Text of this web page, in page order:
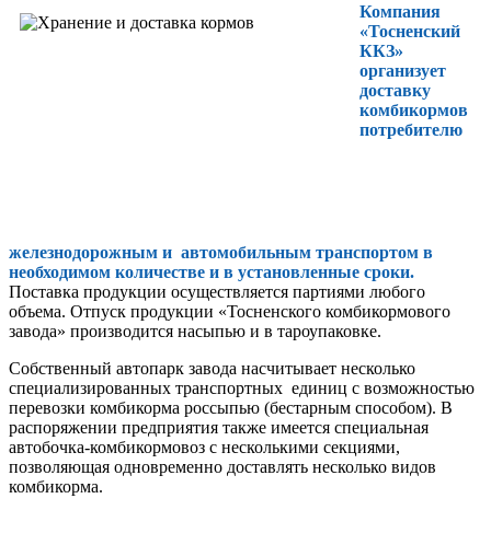
Компания
«Тосненский
ККЗ»
организует
доставку
комбикормов
потребителю
железнодорожным и автомобильным транспортом в
необходимом количестве и в установленные сроки.
Поставка продукции осуществляется партиями любого
объема. Отпуск продукции «Тосненского комбикормового
завода» производится насыпью и в тароупаковке.
Собственный автопарк завода насчитывает несколько
специализированных транспортных единиц с возможностью
перевозки комбикорма россыпью (бестарным способом). В
распоряжении предприятия также имеется специальная
автобочка-комбикормовоз с несколькими секциями,
позволяющая одновременно доставлять несколько видов
комбикорма.